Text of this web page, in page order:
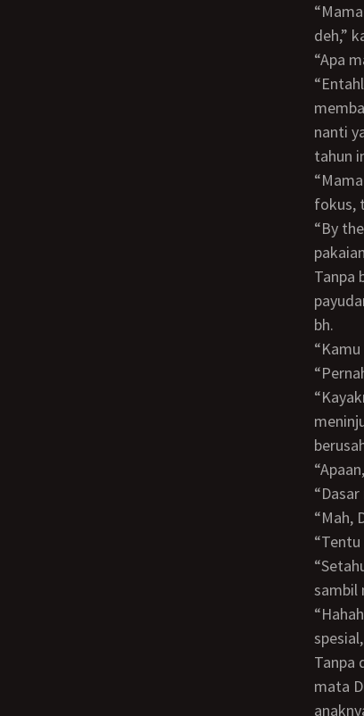
“Mama ingin kerja dulu sambil besarin kamu. Jadinya mama gak punya waktu luang
deh,”
“Entahlah nak. Mama masih muda, mama akui, telanjang di hadapanmu
nanti
tahun
“Mama udah jadi mama terbaik menurut Dana. Kemarin Dana memang sempet gak
fokus,
“By the way bus way, mama kok langgar perjanjian sih? Mama buka dulu ah
Tanpa bangkit, Diana membuka kancing blus lalu melepasnya. Diana menatap
bh.
“Kayaknya mama udah gak punya privasi lagi sedari dulu ya,” kata Diana sambil
“Setahu Dana, puting kan warnanya coklat, kok yang mama enggak sih?” kata Dana
sambil
“Hahaha… papamu dulu juga nanya gitu. Tapi mama suka kok, puting mama jadinya
Tanpa disadari jemari Diana mengelus putingnya sambil sesekali menariknya. Karena
mata